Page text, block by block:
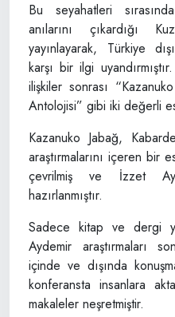
Bu seyahatleri
anılarını çıkardığı
yayınlayarak, Türkiye
karşı bir ilgi
ilişkiler sonrası
Antolojisi” gibi iki değerli
Kazanuko Jabağ,
araştırmalarını içeren bir
çevrilmiş ve İzzet
hazırlanmıştır.
Sadece kitap ve dergi
Aydemir araştırmaları
içinde ve dışında
konferansta insanlara
makaleler neşretmiştir.